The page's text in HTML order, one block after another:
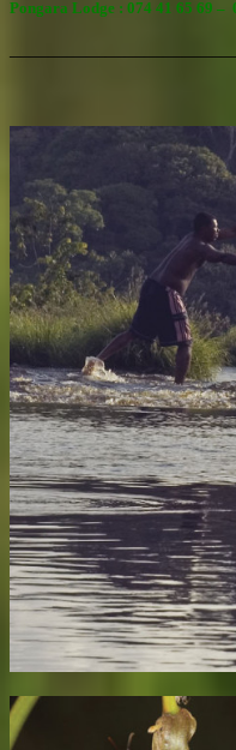
Pongara Lodge : 074 41 65 69 –